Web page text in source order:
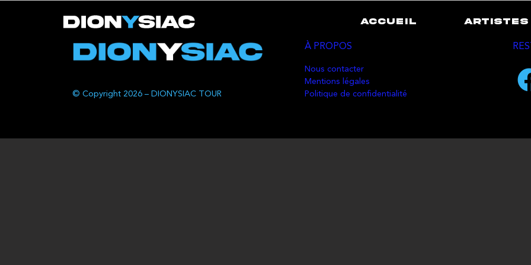
ACCUEIL ARTISTES
© Copyright 2026 – DIONYSIAC TOUR
À PROPOS
Nous contacter
Mentions légales
Politique de confidentialité